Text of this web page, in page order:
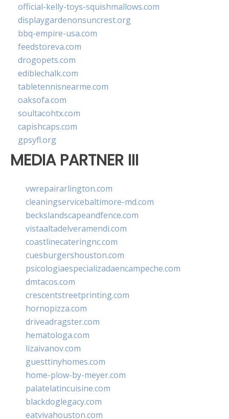
official-kelly-toys-squishmallows.com
displaygardenonsuncrest.org
bbq-empire-usa.com
feedstoreva.com
drogopets.com
ediblechalk.com
tabletennisnearme.com
oaksofa.com
soultacohtx.com
capishcaps.com
gpsyfl.org
MEDIA PARTNER III
vwrepairarlington.com
cleaningservicebaltimore-md.com
beckslandscapeandfence.com
vistaaltadelveramendi.com
coastlinecateringnc.com
cuesburgershouston.com
psicologiaespecializadaencampeche.com
dmtacos.com
crescentstreetprinting.com
hornopizza.com
driveadragster.com
hematologa.com
lizaivanov.com
guesttinyhomes.com
home-plow-by-meyer.com
palatelatincuisine.com
blackdoglegacy.com
eatvivahouston.com